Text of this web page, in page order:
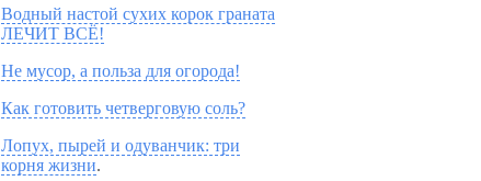
Водный настой сухих корок граната
ЛЕЧИТ ВСЁ!
Не мусор, а польза для огорода!
Как готовить четверговую соль?
Лопух, пырей и одуванчик: три
корня жизни.